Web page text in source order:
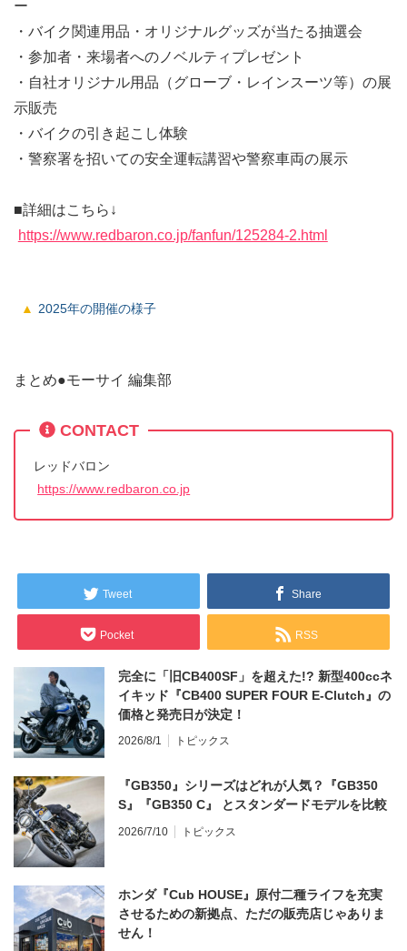
ー
・バイク関連用品・オリジナルグッズが当たる抽選会
・参加者・来場者へのノベルティプレゼント
・自社オリジナル用品（グローブ・レインスーツ等）の展
示販売
・バイクの引き起こし体験
・警察署を招いての安全運転講習や警察車両の展示
■詳細はこちら↓
https://www.redbaron.co.jp/fanfun/125284-2.html
2025年の開催の様子
まとめ●モーサイ 編集部
CONTACT
レッドバロン
https://www.redbaron.co.jp
Tweet Share
Pocket RSS
完全に「旧CB400SF」を超えた!? 新型400ccネ
イキッド『CB400 SUPER FOUR E-Clutch』の
価格と発売日が決定！
2026/8/1 トピックス
『GB350』シリーズはどれが人気？『GB350
S』『GB350 C』 とスタンダードモデルを比較
2026/7/10 トピックス
ホンダ『Cub HOUSE』原付二種ライフを充実
させるための新拠点、ただの販売店じゃありま
せん！